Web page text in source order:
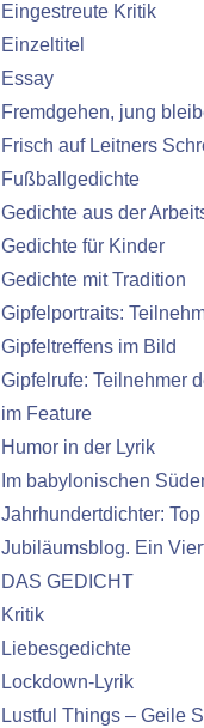
Eingestreute Kritik
Einzeltitel
Essay
Fremdgehen, jung
Frisch auf Leitners
Fußballgedichte
Gedichte aus der
Gedichte für Kinder
Gedichte mit Tradition
Gipfelportraits:
Gipfeltreffens im Bild
Gipfelrufe: Teilnehmer
im Feature
Humor in der Lyrik
Im babylonischen
Jahrhundertdichter:
Jubiläumsblog. Ein
DAS GEDICHT
Kritik
Liebesgedichte
Lockdown-Lyrik
Lustful Things – Geile